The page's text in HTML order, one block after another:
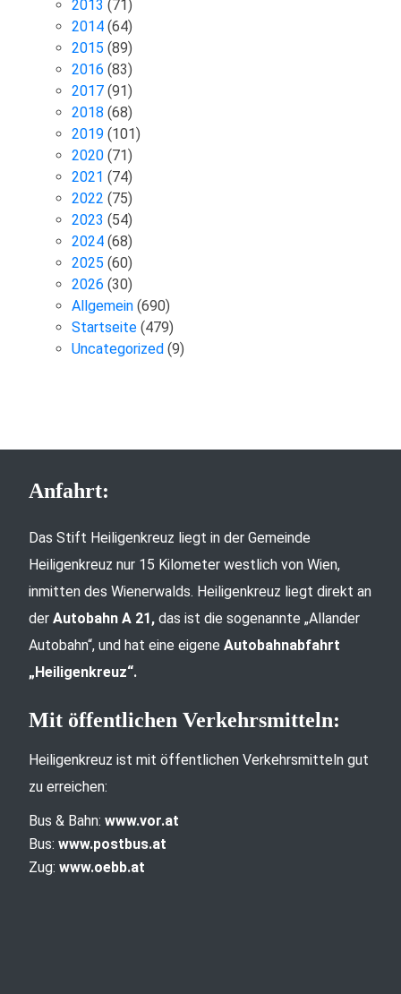
2013 (71)
2014 (64)
2015 (89)
2016 (83)
2017 (91)
2018 (68)
2019 (101)
2020 (71)
2021 (74)
2022 (75)
2023 (54)
2024 (68)
2025 (60)
2026 (30)
Allgemein (690)
Startseite (479)
Uncategorized (9)
Anfahrt:
Das Stift Heiligenkreuz liegt in der Gemeinde
Heiligenkreuz nur 15 Kilometer westlich von Wien,
inmitten des Wienerwalds. Heiligenkreuz liegt direkt an
der Autobahn A 21, das ist die sogenannte „Allander
Autobahn“, und hat eine eigene Autobahnabfahrt
„Heiligenkreuz“.
Mit öffentlichen Verkehrsmitteln:
Heiligenkreuz ist mit öffentlichen Verkehrsmitteln gut
zu erreichen:
Bus & Bahn: www.vor.at
Bus: www.postbus.at
Zug: www.oebb.at